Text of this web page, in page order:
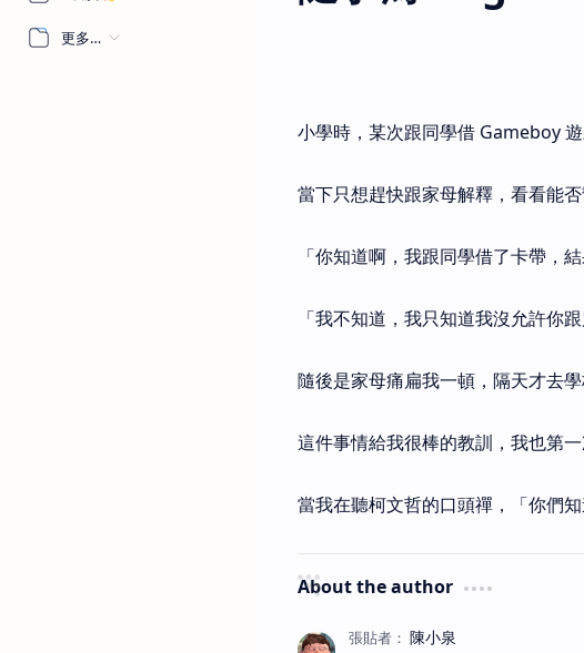
更多…
小學時，某次跟同學借 Gameboy
當下只想趕快跟家母解釋，看看能
「你知道啊，我跟同學借了卡帶，
「我不知道，我只知道我沒允許你
隨後是家母痛扁我一頓，隔天才去
這件事情給我很棒的教訓，我也第一
當我在聽柯文哲的口頭禪，「你們
About the author